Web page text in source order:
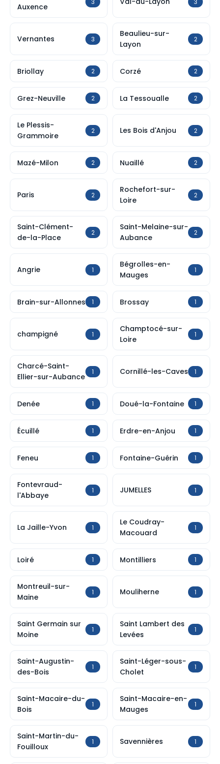
Auxence
Vernantes 3
Beaulieu-sur-
Layon
2
Briollay 2 Corzé 2
Grez-Neuville 2 La Tessoualle 2
Le Plessis-
Grammoire
2 Les Bois d'Anjou 2
Mazé-Milon 2 Nuaillé 2
Paris 2
Rochefort-sur-
Loire
2
Saint-Clément-
de-la-Place
2
Saint-Melaine-sur-
Aubance
2
Angrie 1
Bégrolles-en-
Mauges
1
Brain-sur-Allonnes 1 Brossay 1
champigné 1
Champtocé-sur-
Loire
1
Charcé-Saint-
Ellier-sur-Aubance
1 Cornillé-les-Caves 1
Denée 1 Doué-la-Fontaine 1
Écuillé 1 Erdre-en-Anjou 1
Feneu 1 Fontaine-Guérin 1
Fontevraud-
l'Abbaye
1 JUMELLES 1
La Jaille-Yvon 1
Le Coudray-
Macouard
1
Loiré 1 Montilliers 1
Montreuil-sur-
Maine
1 Mouliherne 1
Saint Germain sur
Moine
1
Saint Lambert des
Levées
1
Saint-Augustin-
des-Bois
1
Saint-Léger-sous-
Cholet
1
Saint-Macaire-du-
Bois
1
Saint-Macaire-en-
Mauges
1
Saint-Martin-du-
Fouilloux
1 Savennières 1